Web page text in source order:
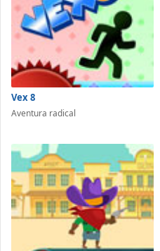
Vex 8
Aventura radical